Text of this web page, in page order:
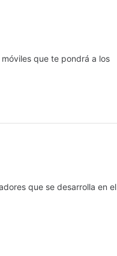
que te pondrá a los
que se desarrolla en el